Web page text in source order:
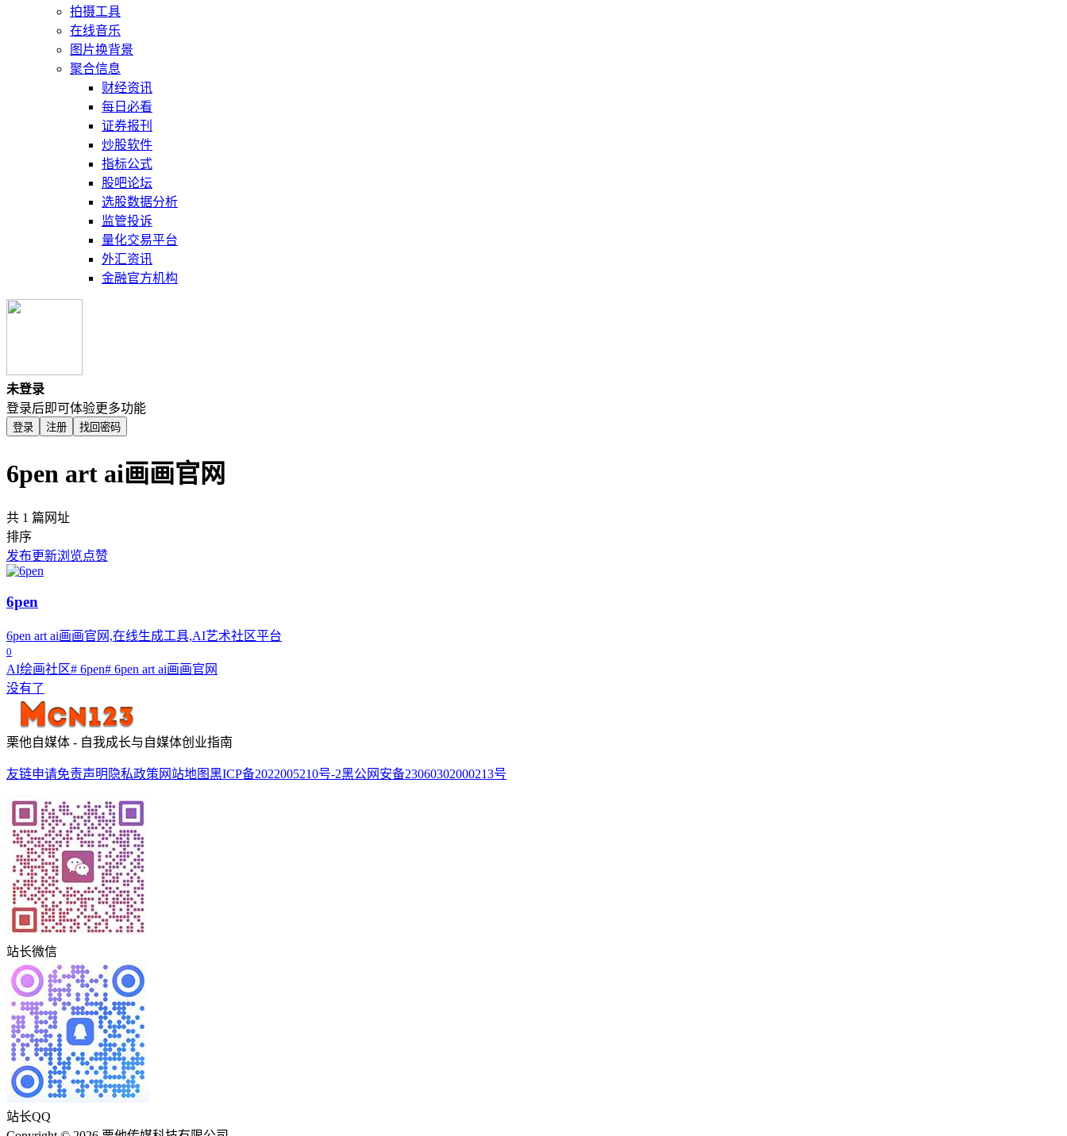
拍摄工具
在线音乐
图片换背景
聚合信息
财经资讯
每日必看
证券报刊
炒股软件
指标公式
股吧论坛
选股数据分析
监管投诉
量化交易平台
外汇资讯
金融官方机构
未登录
登录后即可体验更多功能
登录 注册 找回密码
6pen art ai画画官网
共 1 篇网址
排序
发布更新浏览点赞
6pen
6pen art ai画画官网,在线生成工具,AI艺术社区平台
0
AI绘画社区# 6pen# 6pen art ai画画官网
没有了
栗他自媒体 - 自我成长与自媒体创业指南
友链申请免责声明 隐私政策 网站地图黑ICP备2022005210号-2黑公网安备23060302000213号
站长微信
站长QQ